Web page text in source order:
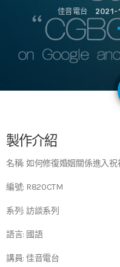
佳音電台 2021-
製作介紹
名稱: 如何修復婚姻關係進入祝
編號: R820CTM
系列: 訪談系列
語言: 國語
講員: 佳音電台